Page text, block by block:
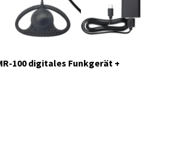
100 digitales Funkgerät +